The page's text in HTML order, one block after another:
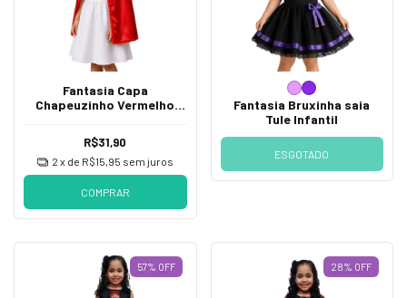
Fantasia Capa
Chapeuzinho Vermelho
R$31,90
2 x de R$15,95 sem juros
COMPRAR
Fantasia Bruxinha saia
Tule Infantil
ESGOTADO
57% OFF 28% OFF